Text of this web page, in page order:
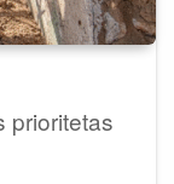
prioritetas